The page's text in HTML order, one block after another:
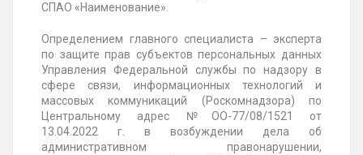
СПАО «Наименование».
Определением главного специалиста – эксперта
по защите прав субъектов персональных данных
Управления Федеральной службы по надзору в
сфере связи, информационных технологий и
массовых коммуникаций (Роскомнадзора) по
Центральному адрес №ОО-77/08/1521 от
13.04.2022 г. в возбуждении дела об
административном правонарушении,